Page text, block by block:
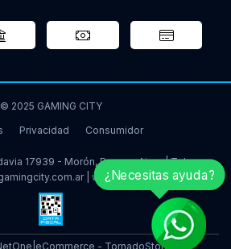
© 2025 GAMING CITY
Privacidad Consumidor
17939 - Morón, Buenos Aires | Tel:
www.gamingcity.com.ar
eCommerce - TornadoStore
¿Necesitas ayuda?